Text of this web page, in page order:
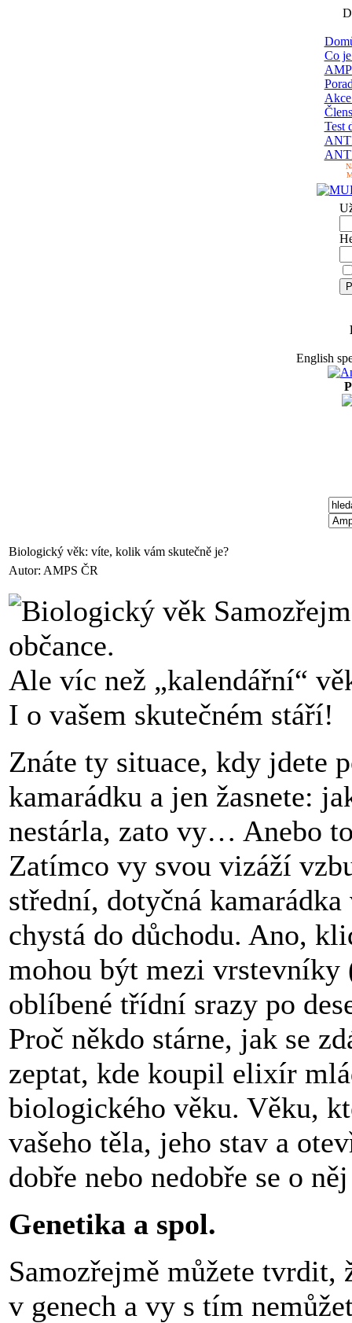
Co
Test
English
Biologický věk: víte, kolik vám skutečně je?
Autor: AMPS ČR
občance.
Ale víc než „kalendářní“
I o vašem skutečném stáří!
Znáte ty situace, kdy jdete
kamarádku a jen žasnete:
nestárla, zato vy… Anebo
Zatímco vy svou vizáží
střední, dotyčná
chystá do důchodu. Ano,
mohou být mezi vrstevníky
oblíbené třídní srazy po
Proč někdo stárne, jak se
zeptat, kde koupil elixír
biologického věku. Věku,
vašeho těla, jeho stav a
dobře nebo nedobře se o
Genetika a spol.
Samozřejmě můžete tvrdit,
v genech a vy s tím